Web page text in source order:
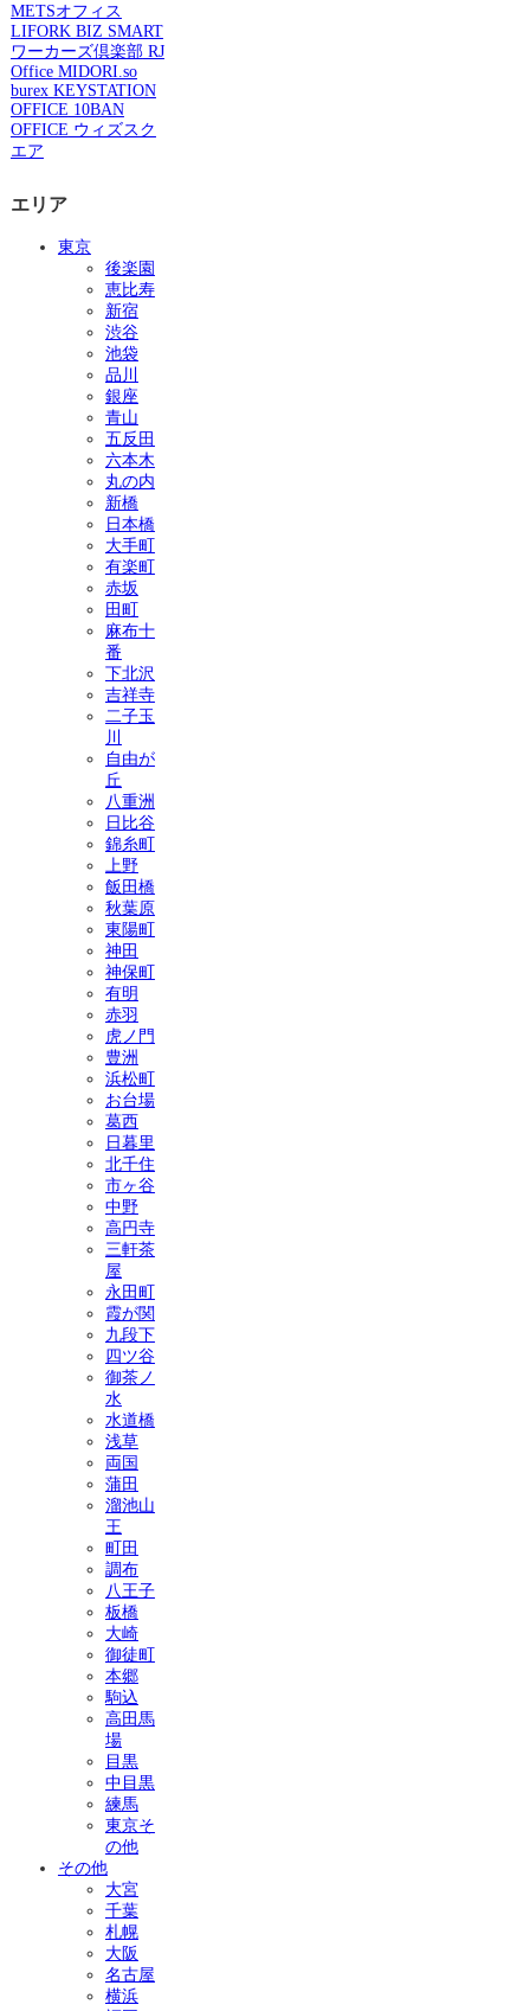
METSオフィス
LIFORKBIZ SMART
ワーカーズ倶楽部RJ
OfficeMIDORI.so
burexKEYSTATION
OFFICE 10BAN
OFFICE ウィズスク
エア
エリア
東京
後楽園
恵比寿
新宿
渋谷
池袋
品川
銀座
青山
五反田
六本木
丸の内
新橋
日本橋
大手町
有楽町
赤坂
田町
麻布十
番
下北沢
吉祥寺
二子玉
川
自由が
丘
八重洲
日比谷
錦糸町
上野
飯田橋
秋葉原
東陽町
神田
神保町
有明
赤羽
虎ノ門
豊洲
浜松町
お台場
葛西
日暮里
北千住
市ヶ谷
中野
高円寺
三軒茶
屋
永田町
霞が関
九段下
四ツ谷
御茶ノ
水
水道橋
浅草
両国
蒲田
溜池山
王
町田
調布
八王子
板橋
大崎
御徒町
本郷
駒込
高田馬
場
目黒
中目黒
練馬
東京そ
の他
その他
大宮
千葉
札幌
大阪
名古屋
横浜